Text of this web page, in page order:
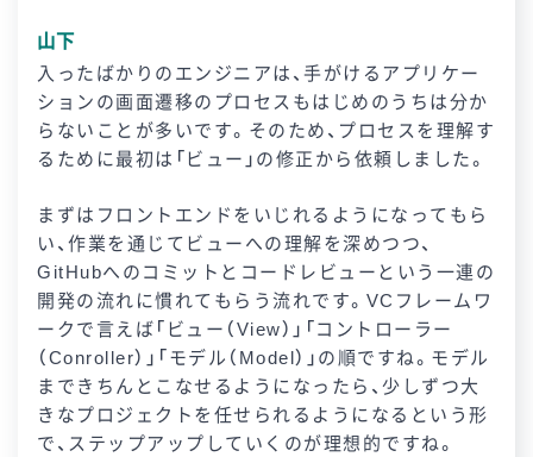
山下
入ったばかりのエンジニアは、手がけるアプリケー
ションの画面遷移のプロセスもはじめのうちは分か
らないことが多いです。そのため、プロセスを理解す
るために最初は「ビュー」の修正から依頼しました。
まずはフロントエンドをいじれるようになってもら
い、作業を通じてビューへの理解を深めつつ、
GitHubへのコミットとコードレビューという一連の
開発の流れに慣れてもらう流れです。VCフレームワ
ークで言えば「ビュー（View）」「コントローラー
（Conroller）」「モデル（Model）」の順ですね。モデル
まできちんとこなせるようになったら、少しずつ大
きなプロジェクトを任せられるようになるという形
で、ステップアップしていくのが理想的ですね。